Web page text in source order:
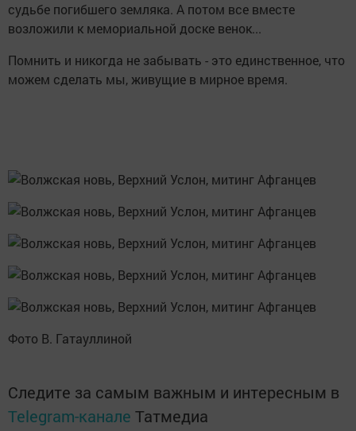
судьбе погибшего земляка. А потом все вместе
возложили к мемориальной доске венок...
Помнить и никогда не забывать - это единственное, что
можем сделать мы, живущие в мирное время.
Фото В. Гатауллиной
Следите за самым важным и интересным в
Telegram-канале Татмедиа